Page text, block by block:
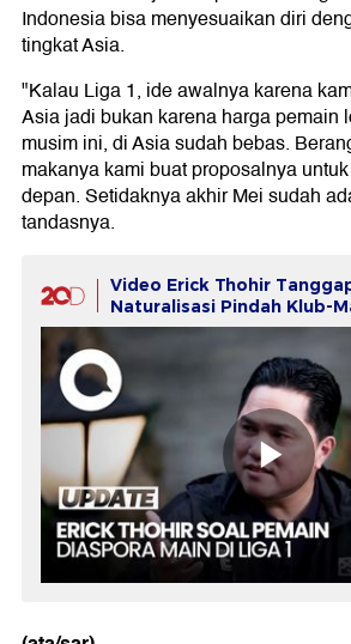
Indonesia bisa menyesuaikan diri
tingkat Asia.
"Kalau Liga 1, ide awalnya karena
Asia jadi bukan karena harga pemain
musim ini, di Asia sudah bebas.
makanya kami buat proposalnya
depan. Setidaknya akhir Mei sudah
tandasnya.
Video Erick Thohir
Naturalisasi Pindah Klub-